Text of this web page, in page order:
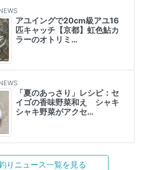
アユイングで20cm級アユ16
匹キャッチ【京都】虹色鮎カ
ラーのオトリミ…
「夏のあっさり」レシピ：セ
イゴの香味野菜和え シャキ
シャキ野菜がアクセ…
りニュース一覧を見る